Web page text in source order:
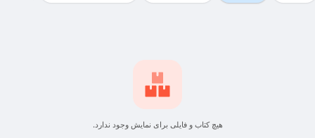
هیچ کتاب و فایلی برای نمایش وجود ندارد.